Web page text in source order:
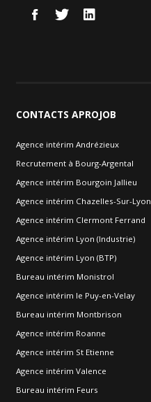
CONTACTS APROJOB
Agence intérim Andrézieux
Recrutement à Bourg-Argental
Agence intérim Bourgoin Jallieu
Agence intérim Chazelles-Sur-Lyon
Agence intérim Clermont Ferrand
Agence intérim Lyon (Industrie)
Agence intérim Lyon (BTP)
Bureau intérim Monistrol
Agence intérim le Puy-en-Velay
Bureau intérim Montbrison
Agence intérim Roanne
Agence intérim St Etienne
Agence intérim Valence
Bureau intérim Feurs